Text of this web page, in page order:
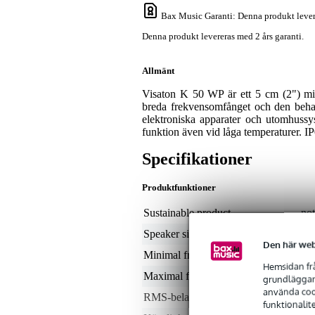
Den här
Hemsidan
använda
Bax Music Garanti: Denna produkt
Denna produkt levereras med 2 års garanti.
Allmänt
Visaton K 50 WP är ett 5 cm (2")
breda frekvensomfånget och den
elektroniska apparater och
funktion även vid låga temperaturer.
Specifikationer
Produktfunktioner
Sustainable product
Speaker size (inches)
Minimal frekvens
Maximal frekvens
RMS-belastning i Watt
0